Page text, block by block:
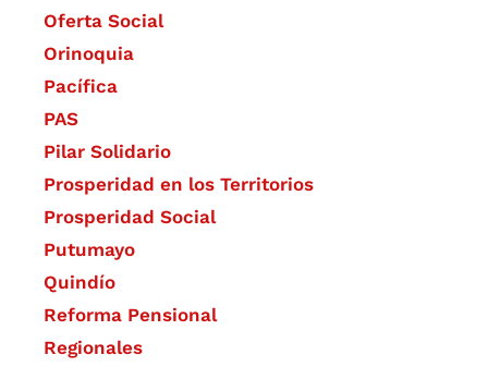
Oferta Social​​
Orinoquia
Pacífica
PAS
Pilar Solidario
Prosperidad en los Territorios
Prosperidad Social
Putumayo
Quindío
Reforma Pensional
Regionales